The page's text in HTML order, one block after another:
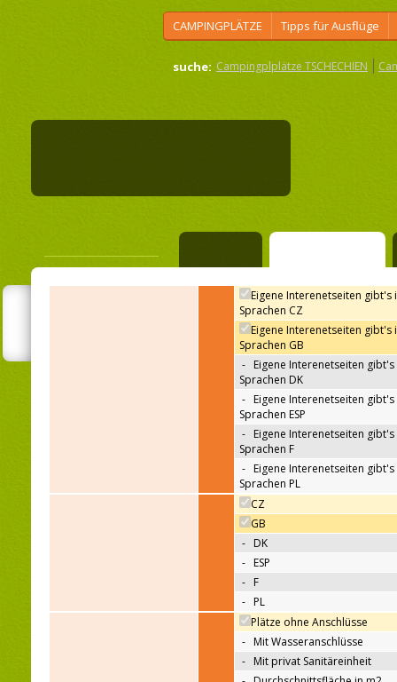
CAMPINGPLÄTZE Tipps für Ausflüge
suche: Campingplplätze TSCHECHIEN
Eigene Interenetseiten gibt's
Sprachen CZ
Eigene Interenetseiten gibt's
Sprachen GB
- Eigene Interenetseiten gibt's
Sprachen DK
- Eigene Interenetseiten gibt's
Sprachen ESP
- Eigene Interenetseiten gibt's
Sprachen F
- Eigene Interenetseiten gibt's
Sprachen PL
CZ
GB
- DK
- ESP
- F
- PL
Plätze ohne Anschlüsse
- Mit Wasseranschlüsse
- Mit privat Sanitäreinheit